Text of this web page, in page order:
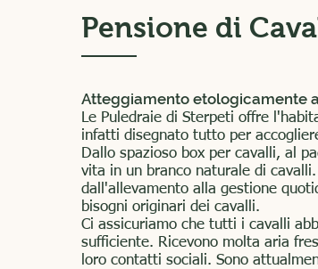
Pensione di
Atteggiamento etologicamente
Le Puledraie di Sterpeti offre
infatti disegnato tutto per
Dallo spazioso box per cavalli, al
vita in un branco naturale di
dall'allevamento alla gestione
bisogni originari dei cavalli.
Ci assicuriamo che tutti i cavalli
sufficiente. Ricevono molta aria
loro contatti sociali. Sono